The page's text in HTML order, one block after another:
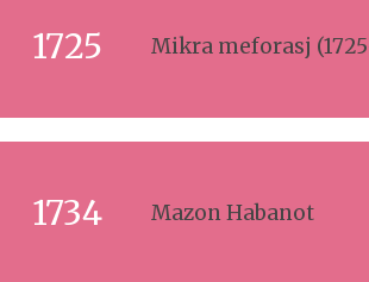
1725 Mikra meforasj
1734 Mazon Habanot